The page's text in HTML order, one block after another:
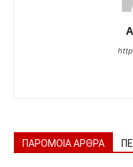
ΠΑΡΟΜΟΙΑ ΑΡΘΡΑ